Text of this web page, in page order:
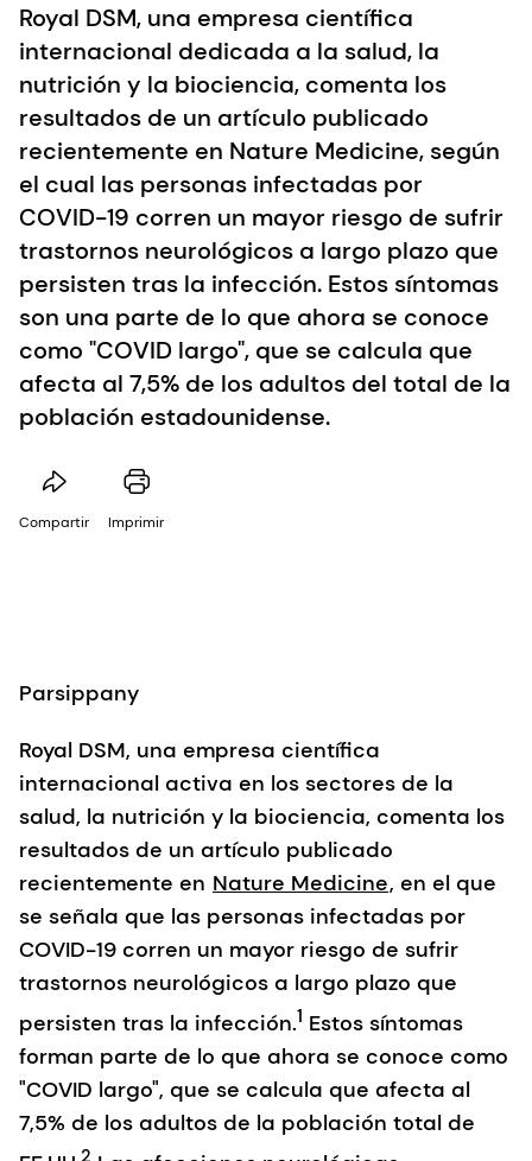
Royal DSM, una empresa científica
internacional dedicada a la salud, la
nutrición y la biociencia, comenta los
resultados de un artículo publicado
recientemente en Nature Medicine, según
el cual las personas infectadas por
COVID-19 corren un mayor riesgo de sufrir
trastornos neurológicos a largo plazo que
persisten tras la infección. Estos síntomas
son una parte de lo que ahora se conoce
como "COVID largo", que se calcula que
afecta al 7,5% de los adultos del total de la
población estadounidense.
Compartir Imprimir
Parsippany
Royal DSM, una empresa científica
internacional activa en los sectores de la
salud, la nutrición y la biociencia, comenta los
resultados de un artículo publicado
recientemente en Nature Medicine, en el que
se señala que las personas infectadas por
COVID-19 corren un mayor riesgo de sufrir
trastornos neurológicos a largo plazo que
persisten tras la infección.1 Estos síntomas
forman parte de lo que ahora se conoce como
"COVID largo", que se calcula que afecta al
7,5% de los adultos de la población total de
2